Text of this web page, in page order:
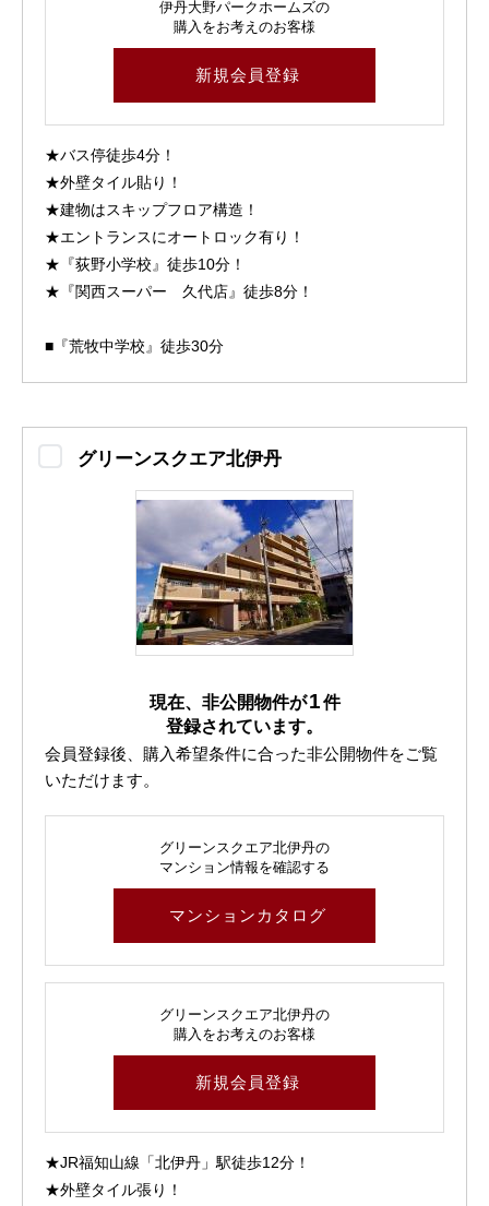
伊丹大野パークホームズの
購入をお考えのお客様
新規会員登録
★バス停徒歩4分！
★外壁タイル貼り！
★建物はスキップフロア構造！
★エントランスにオートロック有り！
★『荻野小学校』徒歩10分！
★『関西スーパー 久代店』徒歩8分！
■『荒牧中学校』徒歩30分
グリーンスクエア北伊丹
現在、非公開物件が1件
登録されています。
会員登録後、購入希望条件に合った非公開物件をご覧
いただけます。
グリーンスクエア北伊丹の
マンション情報を確認する
マンションカタログ
グリーンスクエア北伊丹の
購入をお考えのお客様
新規会員登録
★JR福知山線「北伊丹」駅徒歩12分！
★外壁タイル張り！